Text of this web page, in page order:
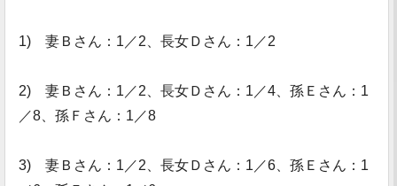
1) 妻Ｂさん：1／2、長女Ｄさん：1／2
2) 妻Ｂさん：1／2、長女Ｄさん：1／4、孫Ｅさん：1
／8、孫Ｆさん：1／8
3) 妻Ｂさん：1／2、長女Ｄさん：1／6、孫Ｅさん：1